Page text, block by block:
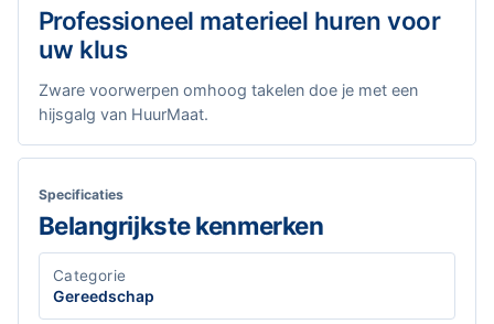
Professioneel materieel huren voor
uw klus
Zware voorwerpen omhoog takelen doe je met een
hijsgalg van HuurMaat.
Specificaties
Belangrijkste kenmerken
Categorie
Gereedschap